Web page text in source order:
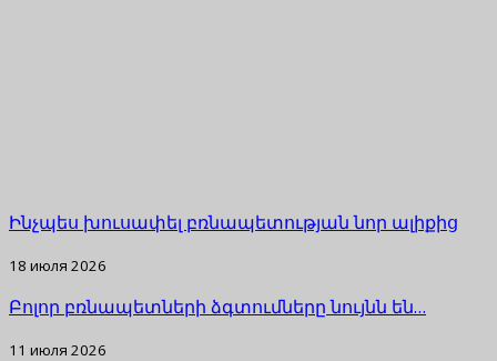
Ինչպես խուսափել բռնապետության նոր ալիքից
18 июля 2026
Բոլոր բռնապետների ձգտումները նույնն են…
11 июля 2026